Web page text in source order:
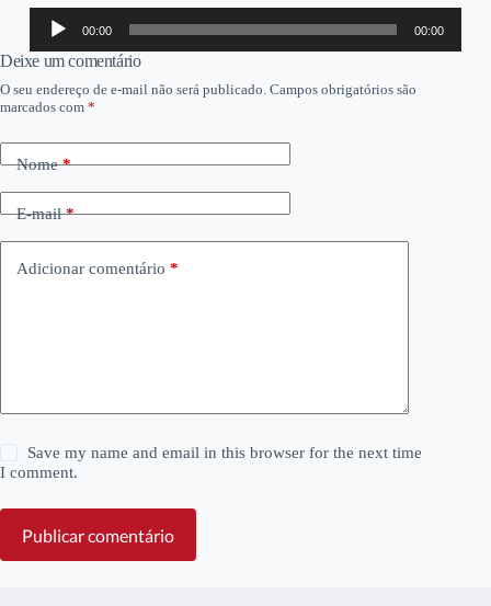
Tocador
áudio
00:00 00:00
Deixe um comentário
O seu endereço de e-mail não será publicado. Campos obrigatórios são
marcados com *
Nome*
E-mail*
Adicionar comentário *
Save my name and email in this browser for the next time
I comment.
Publicar comentário